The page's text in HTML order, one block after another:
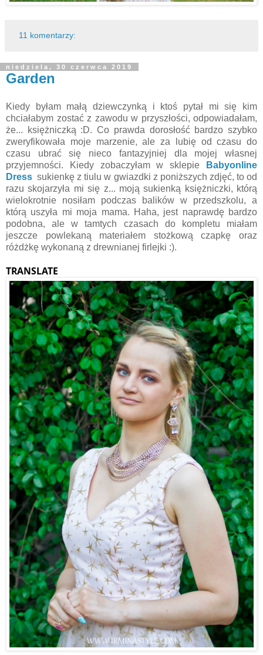
11 komentarzy:
niedziela, 30 czerwca 2019
Garden
Kiedy byłam małą dziewczynką i ktoś pytał mi się kim
chciałabym zostać z zawodu w przyszłości, odpowiadałam,
że... księżniczką :D. Co prawda dorosłość bardzo szybko
zweryfikowała moje marzenie, ale za lubię od czasu do
czasu ubrać się nieco fantazyjniej dla mojej własnej
przyjemności. Kiedy zobaczyłam w sklepie
Babyonline
Dress sukienkę z tiulu w gwiazdki z poniższych zdjęć, to od
razu skojarzyła mi się z... moją sukienką księżniczki, którą
wielokrotnie nosiłam podczas balików w przedszkolu, a
którą uszyła mi moja mama. Haha, jest naprawdę bardzo
podobna, ale w tamtych czasach do kompletu miałam
jeszcze powlekaną materiałem stożkową czapkę oraz
różdżkę wykonaną z drewnianej firlejki :).
TRANSLATE